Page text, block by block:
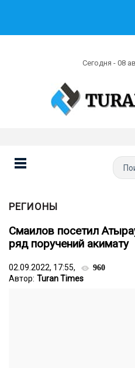
Сегодня - 08
РЕГИОНЫ
Смаилов посетил
ряд поручений акимату
02.09.2022, 17:55, 960
Автор: Turan Times